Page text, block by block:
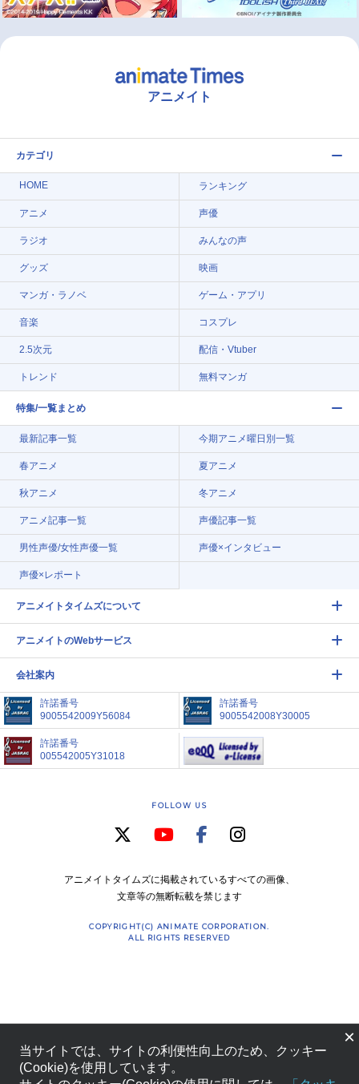
アニメイト
カテゴリ
HOME ランキング
アニメ 声優
ラジオ みんなの声
グッズ 映画
マンガ・ラノベ ゲーム・アプリ
音楽 コスプレ
2.5次元 配信・Vtuber
トレンド 無料マンガ
特集/一覧まとめ
最新記事一覧 今期アニメ曜日別一覧
春アニメ 夏アニメ
秋アニメ 冬アニメ
アニメ記事一覧 声優記事一覧
男性声優/女性声優一覧 声優×インタビュー
声優×レポート
アニメイトタイムズについて
アニメイトのWebサービス
会社案内
許諾番号
9005542009Y56084
許諾番号
9005542008Y30005
許諾番号
005542005Y31018
FOLLOW US
アニメイトタイムズに掲載されているすべての画像、
文章等の無断転載を禁じます
COPYRIGHT(C) ANIMATE CORPORATION.
ALL RIGHTS RESERVED
×
当サイトでは、サイトの利便性向上のため、クッキー
(Cookie)を使用しています。